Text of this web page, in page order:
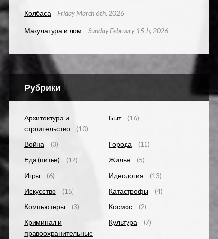
Колбаса Friday March 6th, 2026
Макулатура и лом Sunday February 15th, 2026
Рубрики
Архитектура и
строительство
(10)
Быт (16)
Война (3) Города
(11)
Еда (питье)
(12) Жилье
(5)
Игры
(6) Идеология
(13)
Искусство
(15) Катастрофы
(4)
Компьютеры
(3) Космос
(2)
Криминал и
правоохранительные
Культура (7)